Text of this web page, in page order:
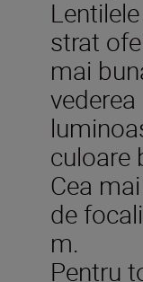
strat
mai
culoare
Cea
de
m.
Pentru